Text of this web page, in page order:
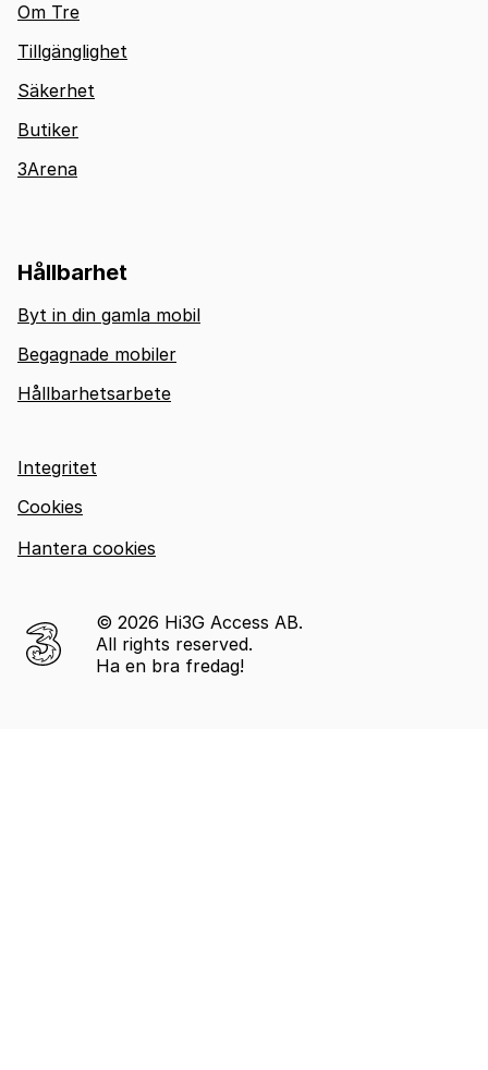
Om Tre
Tillgänglighet
Säkerhet
Butiker
3Arena
Hållbarhet
Byt in din gamla mobil
Begagnade mobiler
Hållbarhetsarbete
© 2026 Hi3G Access AB.
All rights reserved.
Ha en bra fredag!
Integritet
Cookies
Hantera cookies